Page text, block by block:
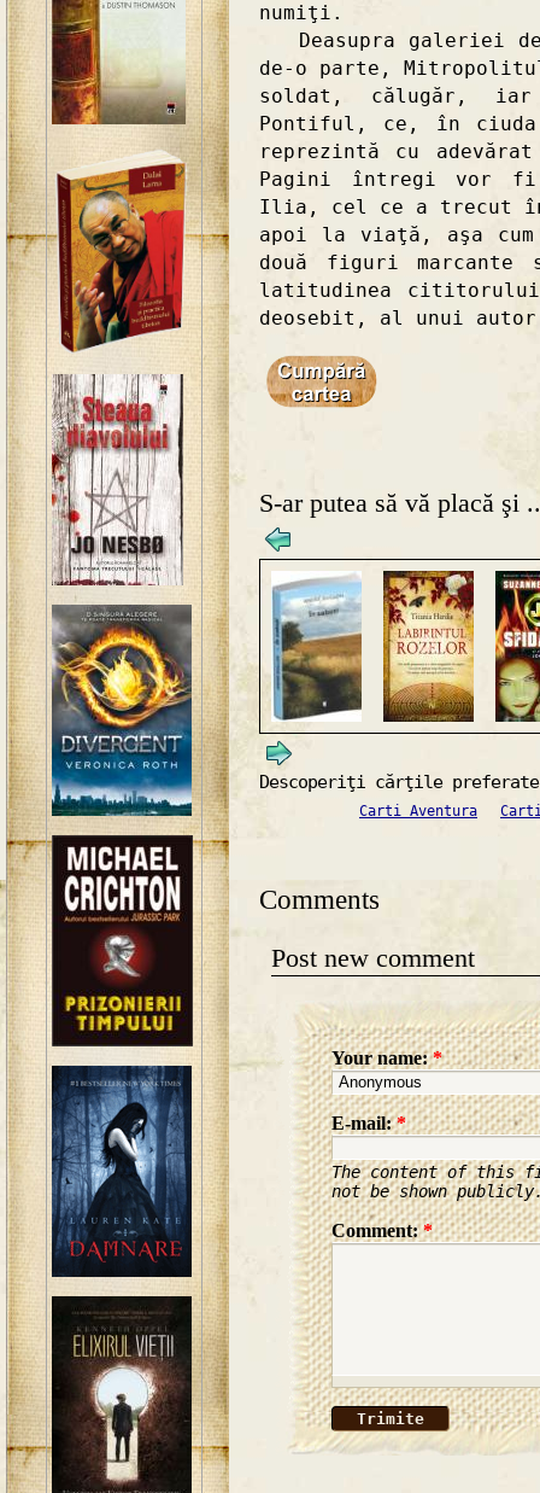
numiţi.
Deasupra galeriei
de-o parte,
soldat, călugăr,
Pontiful, ce, în
reprezintă cu
Pagini întregi vor fi
Ilia, cel ce a trecut
apoi la viaţă, aşa
două figuri marcante
latitudinea cititorului
deosebit, al unui
S-ar putea să vă placă şi
Descoperiţi cărţile
Carti Aventura
Comments
Post new comment
Your name:*
E-mail:*
The content of this
not be shown
Comment:*